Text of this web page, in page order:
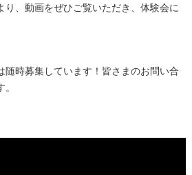
り、動画をぜひご覧いただき、体験会に
随時募集しています！皆さまのお問い合